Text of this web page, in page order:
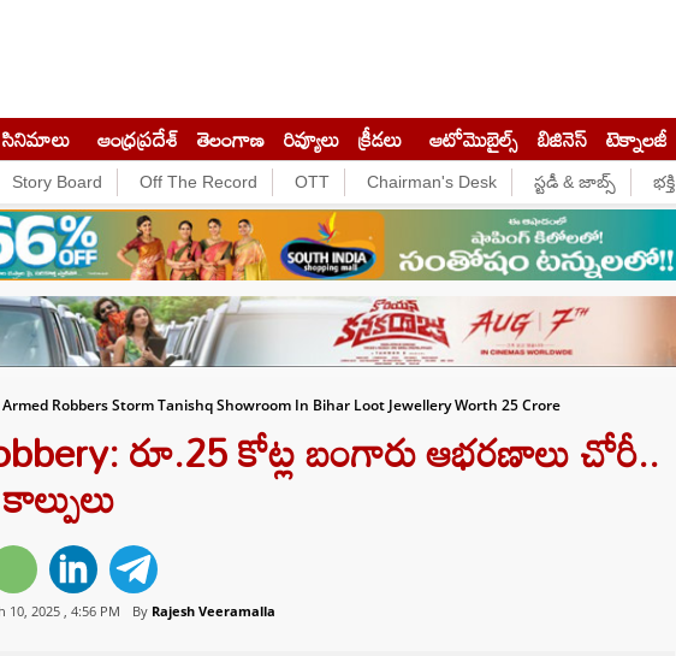
సినిమాలు ఆంధ్రప్రదేశ్ తెలంగాణ రివ్యూలు క్రీడలు ఆటోమొబైల్స్ బిజినెస్‌ టెక్నాలజీ
Story Board Off The Record OTT Chairman's Desk స్టడీ & జాబ్స్ భక్తి
Armed Robbers Storm Tanishq Showroom In Bihar Loot Jewellery Worth 25 Crore
రూ.25 కోట్ల బంగారు ఆభరణాలు చోరీ..
10, 2025 , 4:56 PM By Rajesh Veeramalla